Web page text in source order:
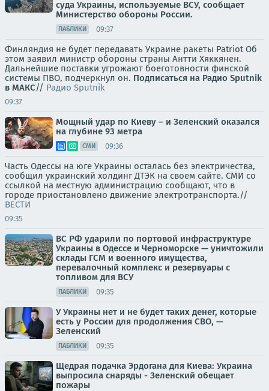
суда Украины, используемые ВСУ, сообщает
Министерство обороны России.
ПАБЛИКИ 09:37
Финляндия не будет передавать Украине ракеты Patriot Об
этом заявил министр обороны страны Антти Хяккянен.
Дальнейшие поставки угрожают боеготовности финской
системы ПВО, подчеркнул он. Подписаться на Радио Sputnik
в МАКС// Радио Sputnik
09:37
Мощный удар по Киеву – и Зеленский оказался
на глубине 93 метра
СМИ 09:36
Часть Одессы на юге Украины осталась без электричества,
сообщил украинский холдинг ДТЭК на своем сайте. СМИ со
ссылкой на местную администрацию сообщают, что в
городе приостановлено движение электротранспорта.//
ВЕСТИ
09:35
ВС РФ ударили по портовой инфраструктуре
Украины в Одессе и Черноморске — уничтожили
склады ГСМ и военного имущества,
перевалочный комплекс и резервуары с
топливом для ВСУ
ПАБЛИКИ 09:35
У Украины нет и не будет таких денег, которые
есть у России для продолжения СВО, —
Зеленский
ПАБЛИКИ 09:35
Щедрая подачка Эрдогана для Киева: Украина
выпросила снаряды - Зеленский обещает
пожары